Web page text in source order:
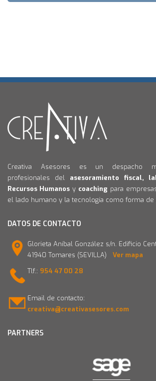
Creativa Asesores es un despacho
profesionales del asesoramiento fiscal,
Recursos Humanos y coaching para
el lado humano y la tecnología como forma de
DATOS DE CONTACTO
Glorieta Aníbal González s/n. Edificio
41940 Tomares (SEVILLA) Ver mapa
Tlf.: 954 47 00 28
Email de contacto:
creativa@creativasesores.com
PARTNERS